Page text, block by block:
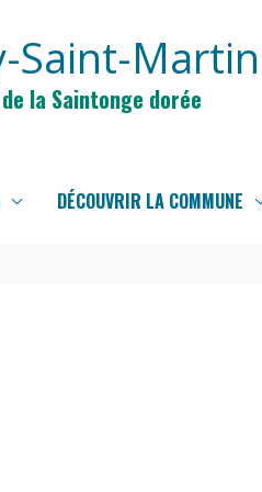
Saint-Martin
la Saintonge dorée
DÉCOUVRIR LA COMMUNE